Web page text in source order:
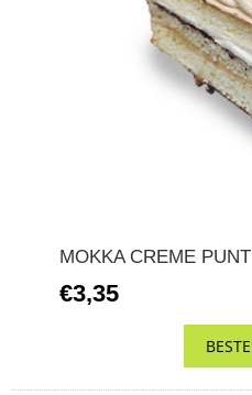
MOKKA CREME PUNT
€3,35